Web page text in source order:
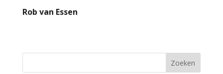
Rob van Essen
Zoeken